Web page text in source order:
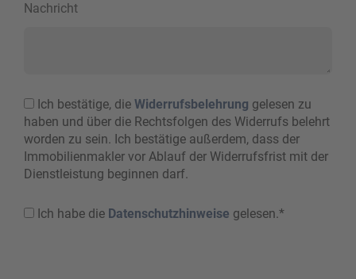
Nachricht
Ich bestätige, die Widerrufsbelehrung gelesen zu
haben und über die Rechtsfolgen des Widerrufs belehrt
worden zu sein. Ich bestätige außerdem, dass der
Immobilienmakler vor Ablauf der Widerrufsfrist mit der
Dienstleistung beginnen darf.
Ich habe die Datenschutzhinweise gelesen.*